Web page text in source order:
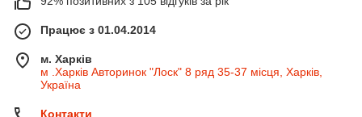
Працює з 01.04.2014
м. Харків
м .Харків Авторинок "Лоск" 8 ряд 35-37 місця, Харків,
Україна
Контакти